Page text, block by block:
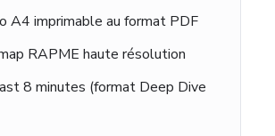
A4 imprimable au format PDF
RAPME haute résolution
8 minutes (format Deep Dive